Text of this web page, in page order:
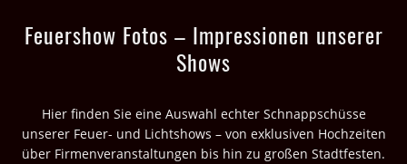
Feuershow Fotos – Impressionen unserer
Shows
Hier finden Sie eine Auswahl echter Schnappschüsse
unserer Feuer- und Lichtshows – von exklusiven Hochzeiten
über Firmenveranstaltungen bis hin zu großen Stadtfesten.